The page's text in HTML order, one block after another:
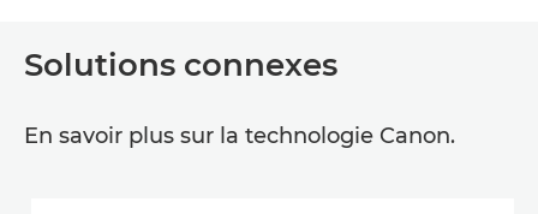
Solutions connexes
En savoir plus sur la technologie Canon.